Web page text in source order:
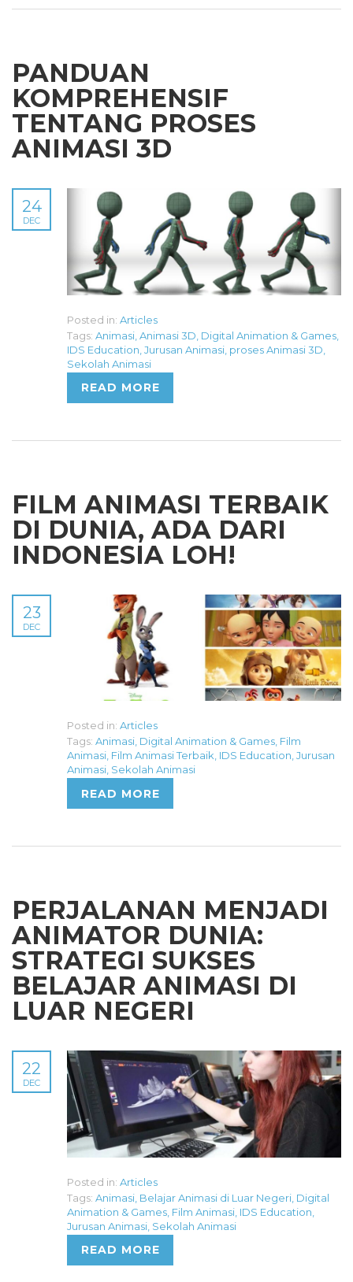
PANDUAN
KOMPREHENSIF
TENTANG PROSES
ANIMASI 3D
24
DEC
Posted in: Articles
Tags: Animasi Animasi 3D Digital Animation & Games
IDS Education Jurusan Animasi proses Animasi 3D
Sekolah Animasi
READ MORE
FILM ANIMASI TERBAIK
DI DUNIA, ADA DARI
INDONESIA LOH!
23
DEC
Posted in: Articles
Tags: Animasi, Digital Animation & Games, Film
Animasi, Film Animasi Terbaik, IDS Education,Jurusan
Animasi, Sekolah Animasi
READ MORE
PERJALANAN MENJADI
ANIMATOR DUNIA:
STRATEGI SUKSES
BELAJAR ANIMASI DI
LUAR NEGERI
22
DEC
Posted in: Articles
Tags: Animasi Belajar Animasi di Luar Negeri Digital
Animation & Games Film Animasi IDS Education
Jurusan Animasi Sekolah Animasi
READ MORE